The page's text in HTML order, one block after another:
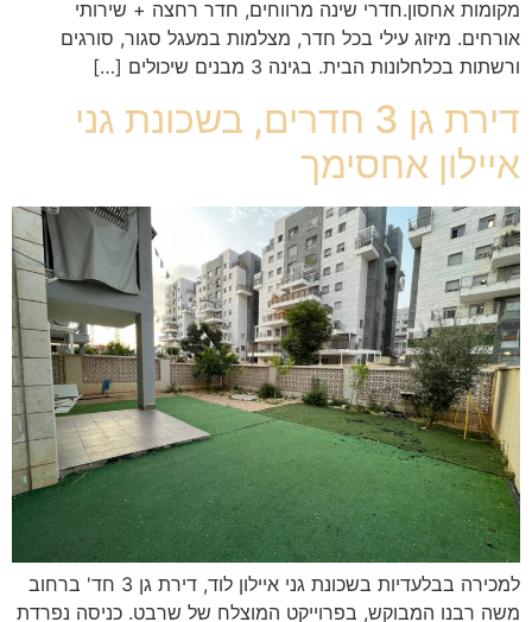
מקומות אחסון.חדרי שינה מרווחים, חדר רחצה + שירותי
אורחים. מיזוג עילי בכל חדר, מצלמות במעגל סגור, סורגים
ורשתות בכלחלונות הבית. בגינה 3 מבנים שיכולים […]
דירת גן 3 חדרים, בשכונת גני
איילון אחסימך
למכירה בבלעדיות בשכונת גני איילון לוד, דירת גן 3 חד' ברחוב
משה רבנו המבוקש, בפרוייקט המוצלח של שרבט. כניסה נפרדת